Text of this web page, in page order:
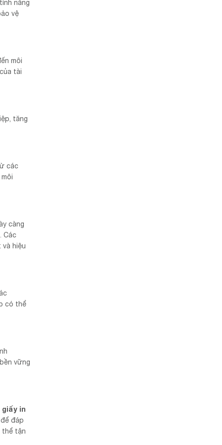
năng
vệ
môi
tài
tăng
các
càng
Các
hiệu
có thể
vững
giấy in
đáp
thể tận